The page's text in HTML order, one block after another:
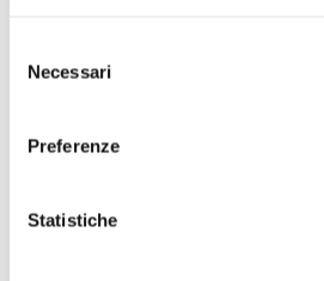
delNecessari
Preferenze
Statistiche